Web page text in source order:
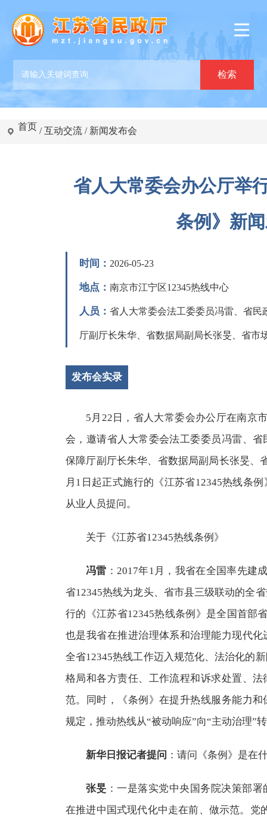
首页 /互动交流 / 新闻发布会
省人大常委会办公厅举
条例》新
时间： 2026-05-23
地点： 南京市江宁区12345热线中心
人员： 省人大常委会法工委委员冯雷、省
厅副厅长朱华、省数据局副局长张旻、省市
发布会实录
5月22日，省人大常委会办公厅在南京
会，邀请省人大常委会法工委委员冯雷、
保障厅副厅长朱华、省数据局副局长张旻、
月1日起正式施行的《江苏省12345热线条
从业人员提问。
关于《江苏省12345热线条例》
冯雷 ：2017年1月，我省在全国率先建
省12345热线为龙头、省市县三级联动的全
行的《江苏省12345热线条例》是全国首部
也是我省在推进治理体系和治理能力现代
全省12345热线工作迈入规范化、法治化的
格局和各方责任、工作流程和诉求处置、
范。同时，《条例》在提升热线服务能力
规定，推动热线从“被动响应”向“主动治理”
新华日报记者提问 ：请问《条例》是在
张旻 ：一是落实党中央国务院决策部
在推进中国式现代化中走在前、做示范。党